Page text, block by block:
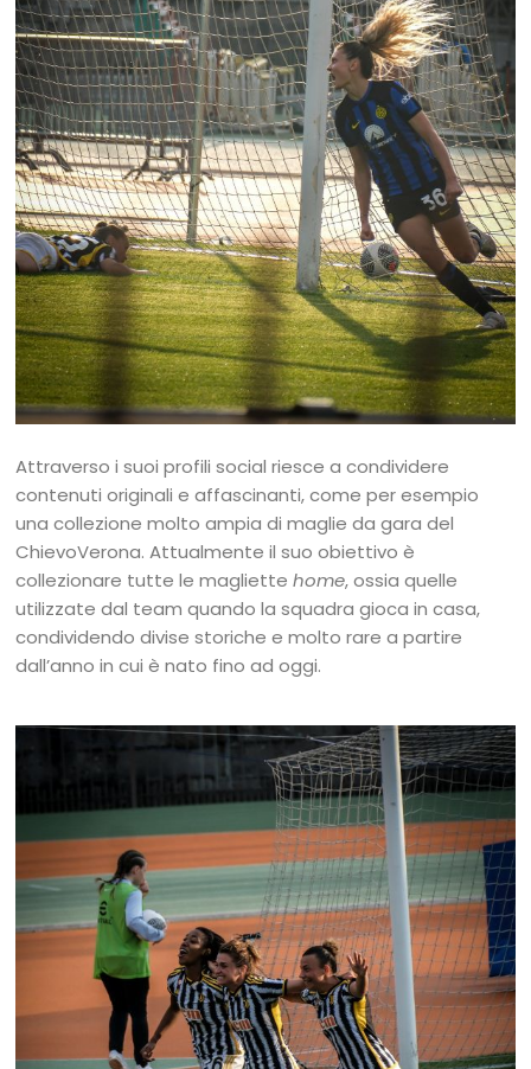
Attraverso i suoi profili social riesce a condividere
contenuti originali e affascinanti, come per esempio
una collezione molto ampia di maglie da gara del
ChievoVerona. Attualmente il suo obiettivo è
collezionare tutte le magliettehome, ossia quelle
utilizzate dal team quando la squadra gioca in casa,
condividendo divise storiche e molto rare a partire
dall’anno in cui è nato fino ad oggi.